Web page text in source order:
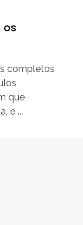
os
completos
que
e ...